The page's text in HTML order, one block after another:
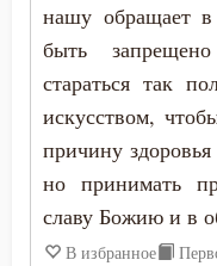
Добродетель
Дух Святой
Душа
нашу обращает
быть
стараться так
искусством,
причину
но принимать
славу Божию и в
В избранное